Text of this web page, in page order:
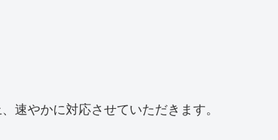
速やかに対応させていただきます。